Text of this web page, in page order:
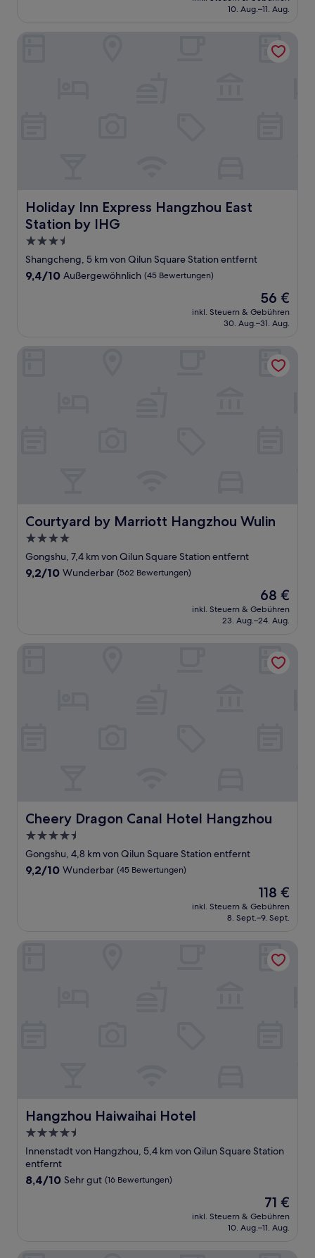
beträgt
10. Aug.–11. Aug.
Holiday Inn Express Hangzhou East
Station by IHG
Holiday Inn Express Hangzhou East Station by IHG
3.5-
Sterne-
Unterkunft
Shangcheng, 5 km von Qilun Square Station entfernt
9.4
9,4/10 Außergewöhnlich (45 Bewertungen)
Der
Preis
beträgt
56 €
inkl. Steuern & Gebühren
30. Aug.–31. Aug.
Courtyard by Marriott Hangzhou Wulin
Courtyard by Marriott Hangzhou Wulin
4.0-
Sterne-
Unterkunft
Gongshu, 7,4 km von Qilun Square Station entfernt
9.2
9,2/10 Wunderbar (562 Bewertungen)
Der
Preis
beträgt
68 €
inkl. Steuern & Gebühren
23. Aug.–24. Aug.
Cheery Dragon Canal Hotel Hangzhou
Cheery Dragon Canal Hotel Hangzhou
4.5-
Sterne-
Unterkunft
Gongshu, 4,8 km von Qilun Square Station entfernt
9.2
9,2/10 Wunderbar (45 Bewertungen)
Der
Preis
beträgt
118 €
inkl. Steuern & Gebühren
8. Sept.–9. Sept.
Hangzhou Haiwaihai Hotel
Hangzhou Haiwaihai Hotel
4.5-
Sterne-
Unterkunft
Innenstadt von Hangzhou, 5,4 km von Qilun Square Station
entfernt
8.4
Bewertungen)
8,4/10 Sehr gut (16 Bewertungen)
Der
Preis
beträgt
71 €
inkl. Steuern & Gebühren
10. Aug.–11. Aug.